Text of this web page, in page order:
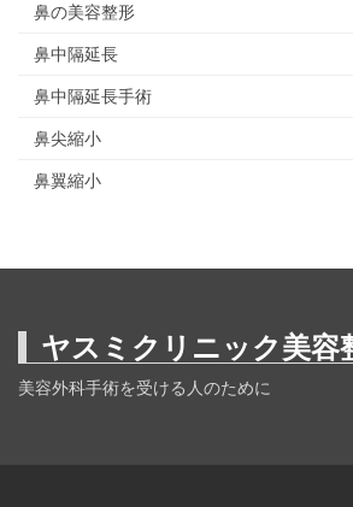
鼻の美容整形
鼻中隔延長
鼻中隔延長手術
鼻尖縮小
鼻翼縮小
ヤスミクリニック美容
美容外科手術を受ける人のために